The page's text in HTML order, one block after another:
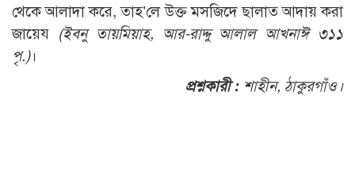
থেকে আলাদা করে, তাহ’লে উক্ত মসজিদে ছালাত আদায় করা
জায়েয (ইবনু তায়মিয়াহ, আর-রাদ্দু আলাল আখনাঈ ৩১১
পৃ.)।
প্রশ্নকারী : শাহীন, ঠাকুরগাঁও।